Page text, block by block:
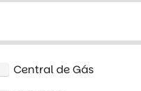
Central de Gás